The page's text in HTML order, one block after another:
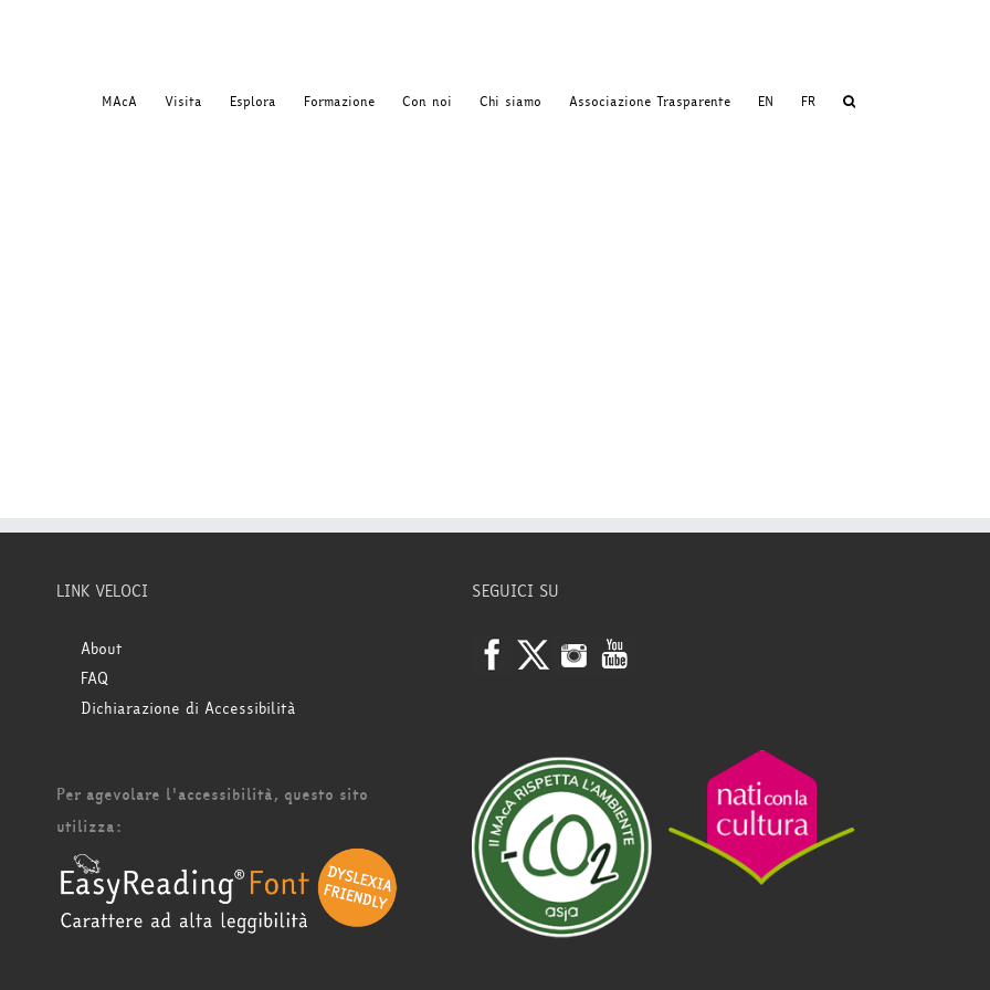
MAcA Visita Esplora Formazione Con noi Chi siamo Associazione Trasparente EN FR
LINK VELOCI
About
FAQ
Dichiarazione di Accessibilità
Per agevolare l'accessibilità, questo sito
utilizza:
SEGUICI SU